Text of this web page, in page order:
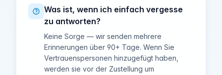
Was ist, wenn ich einfach vergesse
zu antworten?
Keine Sorge — wir senden mehrere
Erinnerungen über 90+ Tage. Wenn Sie
Vertrauenspersonen hinzugefügt haben,
werden sie vor der Zustellung um